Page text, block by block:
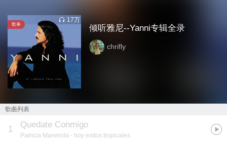
歌单
17万
倾听雅尼--Yanni专辑全录
chrifly
歌曲列表
1 Quedate Conmigo
Patricia Manerola - hoy exitos tropicales